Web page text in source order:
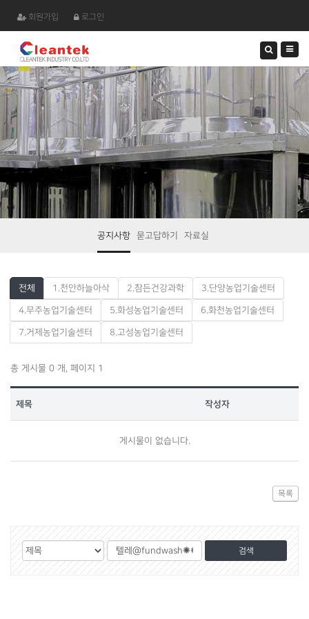
회원가입 로그인
검
색
하
기
공지사항 묻고답하기 자료실
전체 1.천안하늘아삭 2.참든건강과학 3.단양농업기술센터
4.무주농업기술센터 5.화성농업기술센터 6.화천농업기술센터
7.거제농업기술센터 8.고성농업기술센터
총 게시물 0 개, 페이지 1
제목 작성자
게시물이 없습니다.
목록
게
시
검
색
색